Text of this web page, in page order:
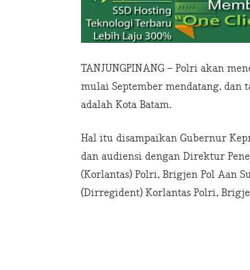
TANJUNGPINANG – Polri akan
mulai September mendatang,
adalah Kota Batam.
Hal itu disampaikan Gubernur
dan audiensi dengan Direktur
(Korlantas) Polri, Brigjen Pol Aan
(Dirregident) Korlantas Polri,